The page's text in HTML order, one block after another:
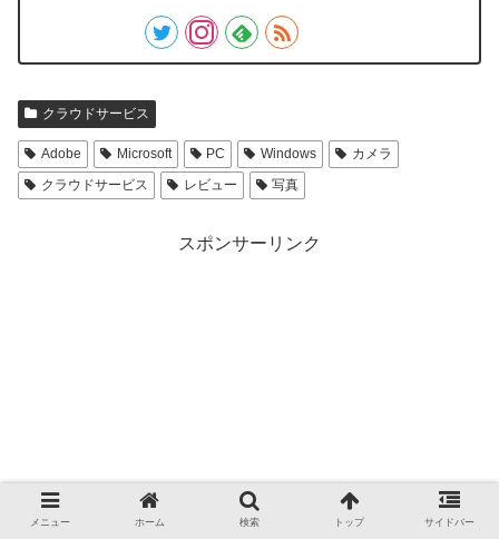
クラウドサービス
Adobe Microsoft PC Windows
カメラ
クラウドサービス
レビュー 写真
スポンサーリンク
メニュー ホーム 検索 トップ サイドバー